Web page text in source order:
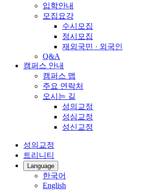
입학안내
모집요강
수시모집
정시모집
재외국민 · 외국인
Q&A
캠퍼스 안내
캠퍼스 맵
주요 연락처
오시는 길
성의교정
성심교정
성신교정
성의교정
트리니티
Language
한국어
English